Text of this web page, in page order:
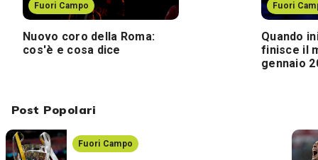
Post Popolari
Fuori Campo
Fuori Campo
Nuovo coro della Roma:
cos'è e cosa dice
Fuori
Quando
finisce il
gennaio